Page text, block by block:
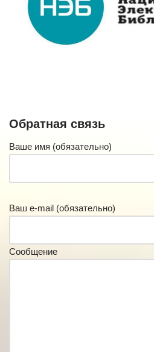
Обратная связь
Ваше имя (обязательно)
Ваш e-mail (обязательно)
Сообщение